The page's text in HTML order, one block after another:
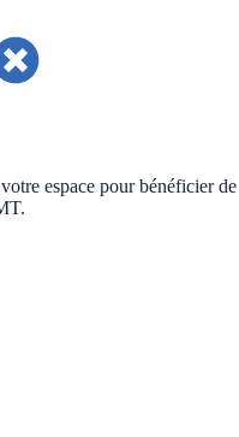
espace pour bénéficier de